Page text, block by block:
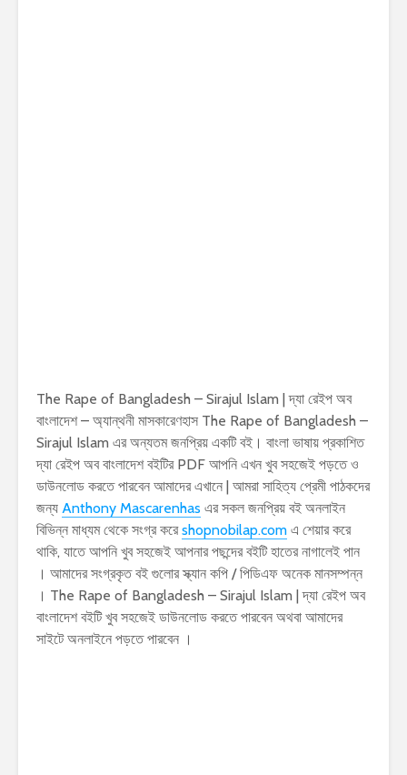
The Rape of Bangladesh – Sirajul Islam | দ্যা রেইপ অব
বাংলাদেশ – অ্যান্থনী মাসকারেণহাস The Rape of Bangladesh –
Sirajul Islam এর অন্যতম জনপ্রিয় একটি বই। বাংলা ভাষায় প্রকাশিত
দ্যা রেইপ অব বাংলাদেশ বইটির PDF আপনি এখন খুব সহজেই পড়তে ও
ডাউনলোড করতে পারবেন আমাদের এখানে | আমরা সাহিত্য প্রেমী পাঠকদের
জন্য Anthony Mascarenhas এর সকল জনপ্রিয় বই অনলাইন
বিভিন্ন মাধ্যম থেকে সংগ্র করেshopnobilap.com এ শেয়ার করে
থাকি, যাতে আপনি খুব সহজেই আপনার পছন্দের বইটি হাতের নাগালেই পান
। আমাদের সংগ্রকৃত বই গুলোর স্ক্যান কপি / পিডিএফ অনেক মানসম্পন্ন
। The Rape of Bangladesh – Sirajul Islam | দ্যা রেইপ অব
বাংলাদেশ বইটি খুব সহজেই ডাউনলোড করতে পারবেন অথবা আমাদের
সাইটে অনলাইনে পড়তে পারবেন ।